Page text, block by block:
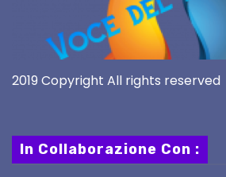
2019 Copyright All rights reserved
In Collaborazione Con :